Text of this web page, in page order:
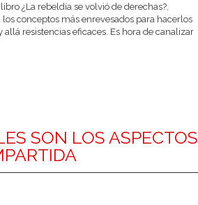
¿La rebeldía se volvió de derechas?,
conceptos más enrevesados para hacerlos
resistencias eficaces. Es hora de canalizar
SON LOS ASPECTOS